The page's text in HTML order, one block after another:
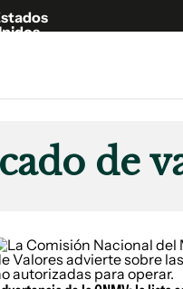
Fúnebres
Publicaciones
Newsletters
de